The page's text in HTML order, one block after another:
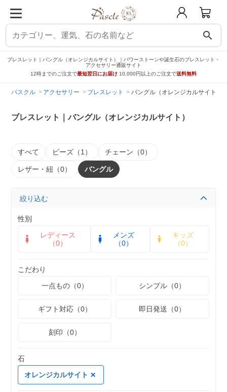
search
ブレスレット｜バングル（オレンジカルサイト）｜パワーストーンや誕生石のブレスレット・
アクセサリー通販サイト
12時までのご注文で最短翌日にお届け 10,000円以上のご注文で送料無料
パスクル アクセサリー ブレスレット バングル（オレンジカルサイト）
ブレスレット｜バングル（オレンジカルサイト）
すべて ビーズ（1） チェーン（0）
レザー・紐（0） バングル
絞り込む
性別
レディース
（0）
メンズ
（0）
キッズ
（0）
こだわり
一点もの（0）
シンプル（0）
ギフト対応（0） 即日発送（0）
刻印（0）
石
オレンジカルサイト